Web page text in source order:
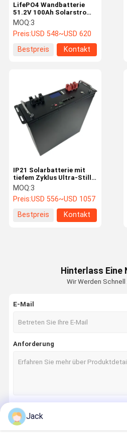
Zu Hause
Qualitätskon Kontakt Mit
System zur Speicherung von
Batterie auf dem Regal
Stapelbarer Batteriesatz
Batterie-Satz 12V LiFePO4
Batterie-Satz 48v Lifepo4
LifePO4 Wandbatterie
51.2V 100Ah Solarstrom
Batterie Backup
MOQ:3
Preis:USD 548~USD 620
Bestpreis
Kontakt
IP21 Solarbatterie mit
tiefem Zyklus Ultra-Stille
Bedienung für
Solarspeicher im
Wohnraum
MOQ:3
Preis:USD 556~USD 1057
Bestpreis
Kontakt
Hinterlass Eine
Wir Werden
E-Mail
Anforderung
Jack